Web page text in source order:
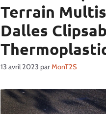
Terrain
Dalles
13 avril 2023 parMonT2S